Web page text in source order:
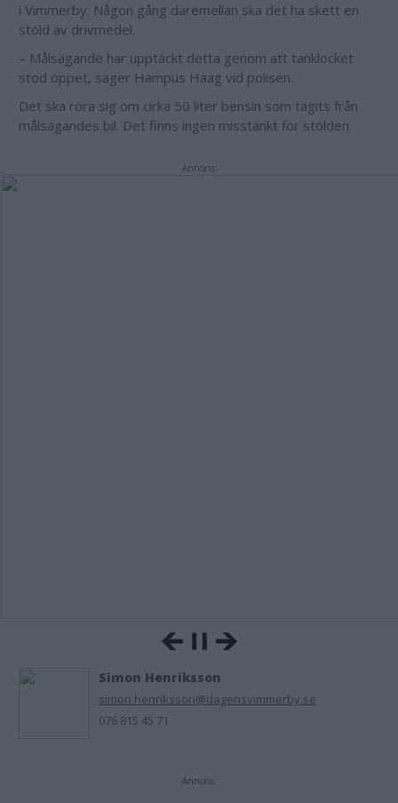
i Vimmerby. Någon gång däremellan ska det ha skett en
stöld av drivmedel.
– Målsägande har upptäckt detta genom att tanklocket
stod öppet, säger Hampus Haag vid polisen.
Det ska röra sig om cirka 50 liter bensin som tagits från
målsägandes bil. Det finns ingen misstänkt för stölden.
Annons:
Simon Henriksson
simon.henriksson@dagensvimmerby.se
076 815 45 71
Annons: